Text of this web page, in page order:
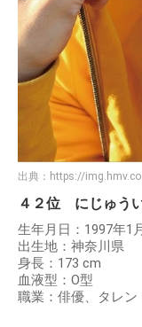
出典： https://
４２位 にじゅう
生年月日：1997年1
出生地：神奈川県
身長：173 cm
血液型：O型
職業：俳優、タレン